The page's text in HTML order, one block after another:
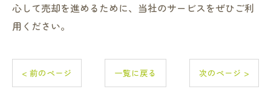
心して売却を進めるために、当社のサービスをぜひご利
用ください。
< 前のページ 一覧に戻る 次のページ >